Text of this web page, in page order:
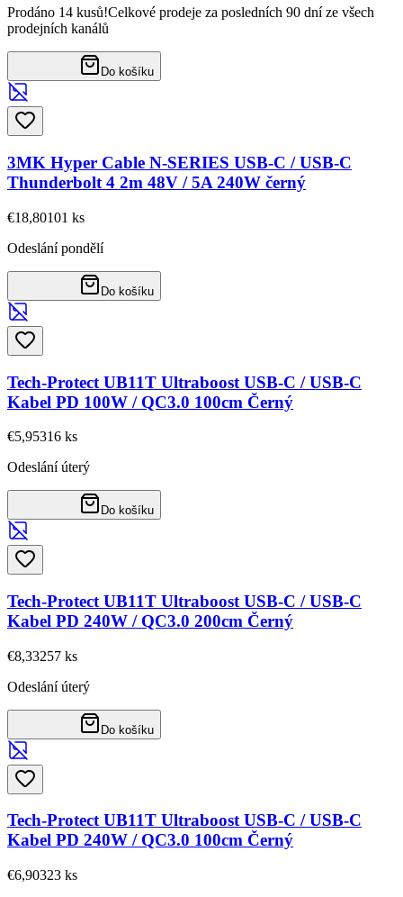
Prodáno 14 kusů!Celkové prodeje za posledních 90 dní ze všech
prodejních kanálů
Do košíku
3MK Hyper Cable N-SERIES USB-C / USB-C
Thunderbolt 4 2m 48V / 5A 240W černý
€18,80101 ks
Odeslání pondělí
Do košíku
Tech-Protect UB11T Ultraboost USB-C / USB-C
Kabel PD 100W / QC3.0 100cm Černý
€5,95316 ks
Odeslání úterý
Do košíku
Tech-Protect UB11T Ultraboost USB-C / USB-C
Kabel PD 240W / QC3.0 200cm Černý
€8,33257 ks
Odeslání úterý
Do košíku
Tech-Protect UB11T Ultraboost USB-C / USB-C
Kabel PD 240W / QC3.0 100cm Černý
€6,90323 ks